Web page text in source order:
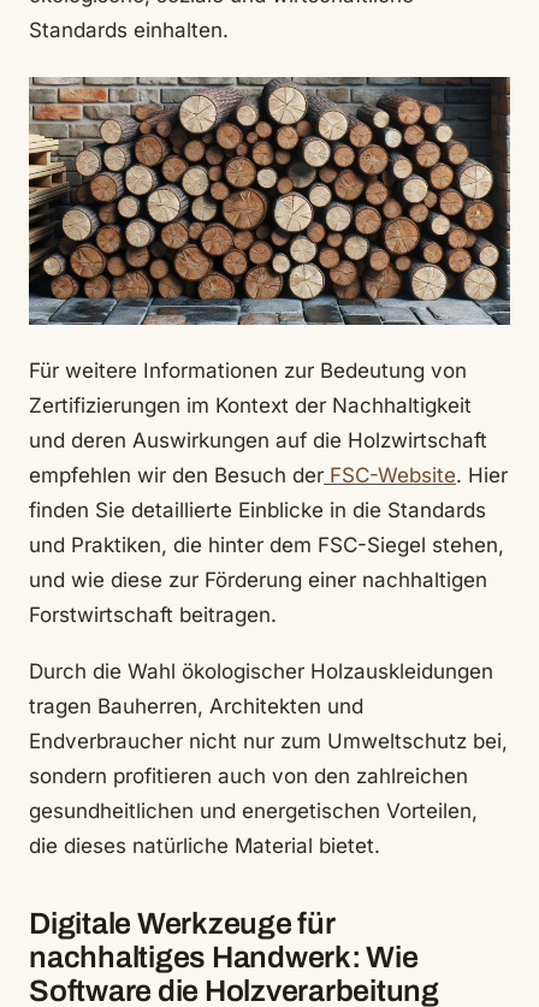
Standards einhalten.
Für weitere Informationen zur Bedeutung von
Zertifizierungen im Kontext der Nachhaltigkeit
und deren Auswirkungen auf die Holzwirtschaft
empfehlen wir den Besuch der FSC-Website. Hier
finden Sie detaillierte Einblicke in die Standards
und Praktiken, die hinter dem FSC-Siegel stehen,
und wie diese zur Förderung einer nachhaltigen
Forstwirtschaft beitragen.
Durch die Wahl ökologischer Holzauskleidungen
tragen Bauherren, Architekten und
Endverbraucher nicht nur zum Umweltschutz bei,
sondern profitieren auch von den zahlreichen
gesundheitlichen und energetischen Vorteilen,
die dieses natürliche Material bietet.
Digitale Werkzeuge für
nachhaltiges Handwerk: Wie
Software die Holzverarbeitung